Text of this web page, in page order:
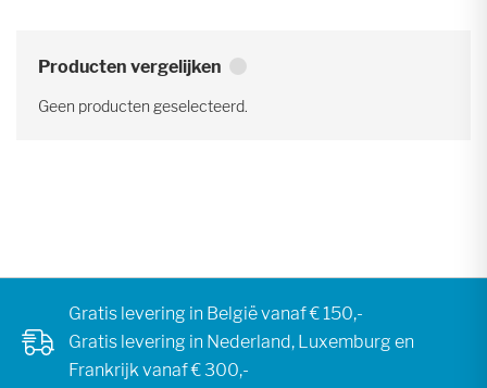
Producten vergelijken
Geen producten geselecteerd.
Gratis levering in België vanaf € 150,-
Gratis levering in Nederland, Luxemburg en
Frankrijk vanaf € 300,-